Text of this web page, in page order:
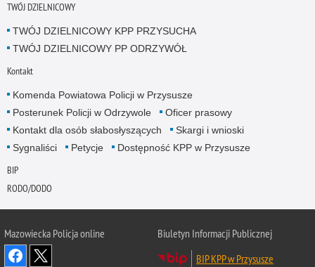
TWÓJ DZIELNICOWY
TWÓJ DZIELNICOWY KPP PRZYSUCHA
TWÓJ DZIELNICOWY PP ODRZYWÓŁ
Kontakt
Komenda Powiatowa Policji w Przysusze
Posterunek Policji w Odrzywole
Oficer prasowy
Kontakt dla osób słabosłyszących
Skargi i wnioski
Sygnaliści
Petycje Dostępność KPP w Przysusze
BIP
RODO/DODO
Mazowiecka Policja online
Biuletyn Informacji Publicznej
BIP KPP w Przysusze